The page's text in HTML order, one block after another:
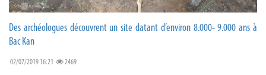
Des archéologues découvrent un site datant d’environ 8.000- 9.000 ans à
Bac Kan
02/07/2019 16:21 2469